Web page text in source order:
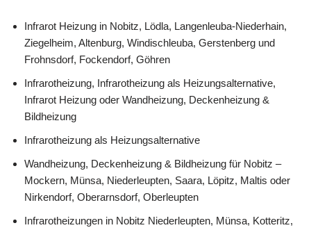
Infrarot Heizung in Nobitz, Lödla, Langenleuba-Niederhain,
Ziegelheim, Altenburg, Windischleuba, Gerstenberg und
Frohnsdorf, Fockendorf, Göhren
Infrarotheizung, Infrarotheizung als Heizungsalternative,
Infrarot Heizung oder Wandheizung, Deckenheizung &
Bildheizung
Infrarotheizung als Heizungsalternative
Wandheizung, Deckenheizung & Bildheizung für Nobitz –
Mockern, Münsa, Niederleupten, Saara, Löpitz, Maltis oder
Nirkendorf, Oberarnsdorf, Oberleupten
Infrarotheizungen in Nobitz Niederleupten, Münsa, Kotteritz,